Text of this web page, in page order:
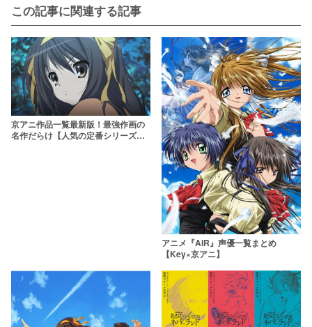
この記事に関連する記事
京アニ作品一覧最新版！最強作画の
名作だらけ【人気の定番シリーズか
アニメ『AIR』声優一覧まとめ
【Key×京アニ】